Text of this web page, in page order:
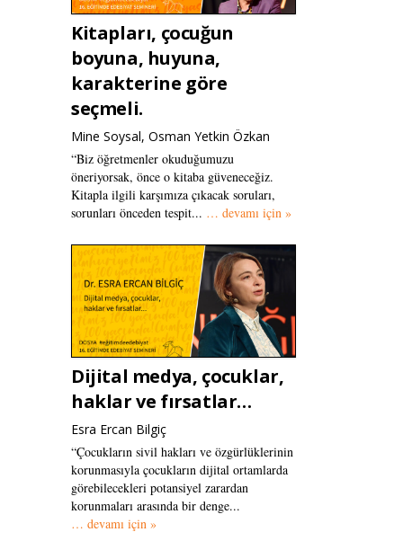
Kitapları, çocuğun
boyuna, huyuna,
karakterine göre
seçmeli.
Mine Soysal, Osman Yetkin Özkan
“Biz öğretmenler okuduğumuzu
öneriyorsak, önce o kitaba güveneceğiz.
Kitapla ilgili karşımıza çıkacak soruları,
sorunları önceden tespit... … devamı için »
Dijital medya, çocuklar,
haklar ve fırsatlar…
Esra Ercan Bilgiç
“Çocukların sivil hakları ve özgürlüklerinin
korunmasıyla çocukların dijital ortamlarda
görebilecekleri potansiyel zarardan
korunmaları arasında bir denge...
… devamı için »